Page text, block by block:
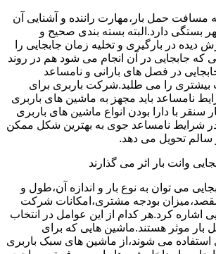
حمل بار،مهارت راننده و آشنایی آن
بستگی دارد.البته بسته بندی صحیح و
دیده در بارگیری و تخلیه زمان جابجایی را
که جابجایی در آن انجام می شود هم در روند
در فصل های بارانی و نامساعد
را می طلبد.شرکت باربری برای
نامساعد باید مجهز به ماشین های باربری
با دارا بودن انواع ماشین های باربری
شرایط نامساعد جوی به بهترین شکل ممکن
تحویل می دهد.
وانت بار اثر می گذارند
می توان به نوع بار و اندازه آن،طول و
مقصد،میزان بودجه مشتری،امکانات شرکت
اشاره کرد.هر کدام از این عوامل در انتخاب
بار موثر هستند.ماشین هایی که برای
می شوند،از ماشین های سبک باربری